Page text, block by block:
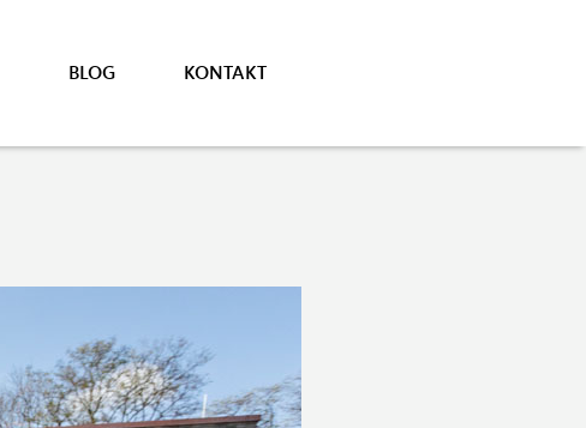
BLOG KONTAKT